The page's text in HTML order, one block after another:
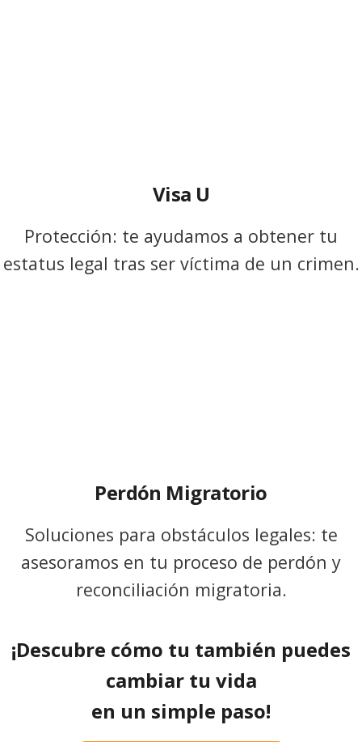
Visa U
Protección: te ayudamos a obtener tu
estatus legal tras ser víctima de un crimen.
Perdón Migratorio
Soluciones para obstáculos legales: te
asesoramos en tu proceso de perdón y
reconciliación migratoria.
¡Descubre cómo tu también puedes
cambiar tu vida
en un simple paso!